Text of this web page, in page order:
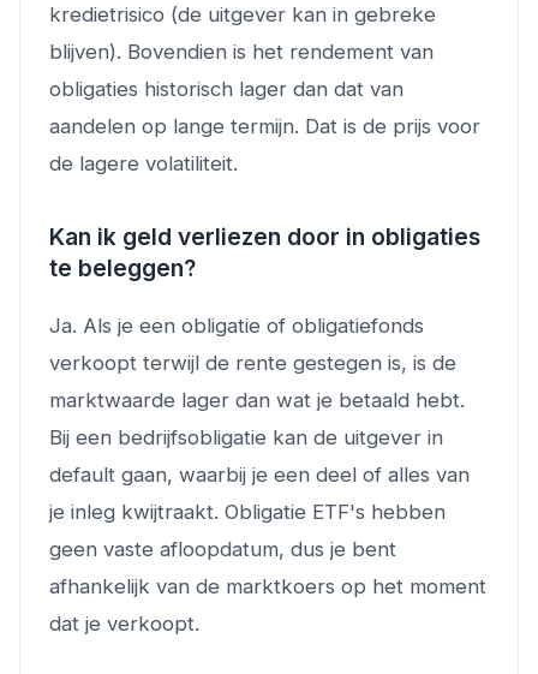
kredietrisico (de uitgever kan in gebreke
blijven). Bovendien is het rendement van
obligaties historisch lager dan dat van
aandelen op lange termijn. Dat is de prijs voor
de lagere volatiliteit.
Kan ik geld verliezen door in obligaties
te beleggen?
Ja. Als je een obligatie of obligatiefonds
verkoopt terwijl de rente gestegen is, is de
marktwaarde lager dan wat je betaald hebt.
Bij een bedrijfsobligatie kan de uitgever in
default gaan, waarbij je een deel of alles van
je inleg kwijtraakt. Obligatie ETF's hebben
geen vaste afloopdatum, dus je bent
afhankelijk van de marktkoers op het moment
dat je verkoopt.